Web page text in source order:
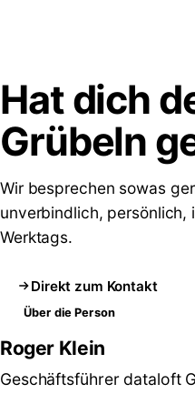
Hat dich
Grübeln
Wir besprechen sowas
unverbindlich, persönlich,
Werktags.
Direkt zum Kontakt
Über die Person
Roger Klein
Geschäftsführer dataloft